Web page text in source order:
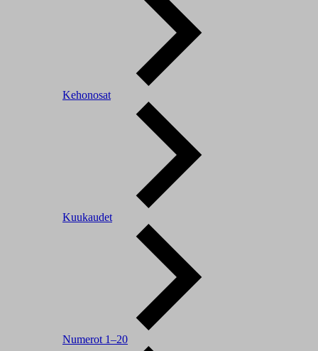
Kehonosat
Kuukaudet
Numerot 1–20